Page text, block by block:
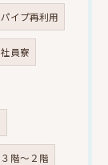
パイプ再利用
社員寮
３階～２階